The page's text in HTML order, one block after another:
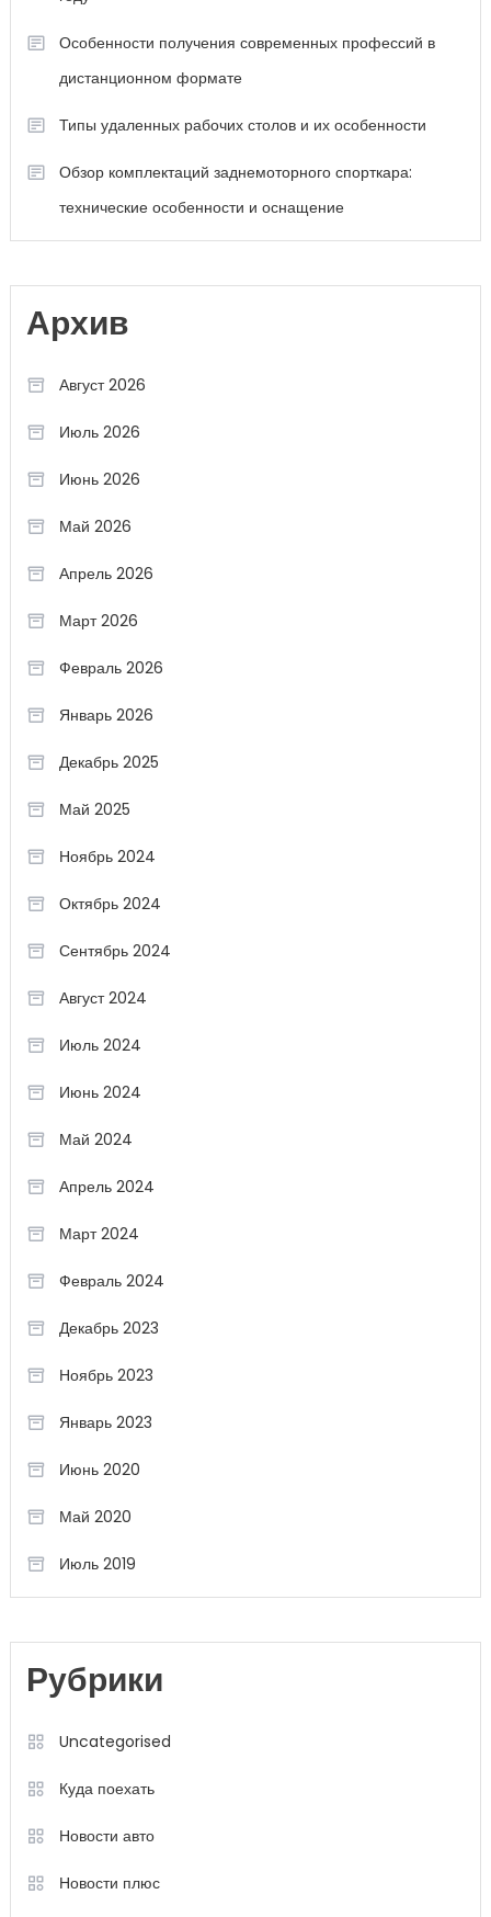
Особенности получения современных профессий в
дистанционном формате
Типы удаленных рабочих столов и их особенности
Обзор комплектаций заднемоторного спорткара:
технические особенности и оснащение
Архив
Август 2026
Июль 2026
Июнь 2026
Май 2026
Апрель 2026
Март 2026
Февраль 2026
Январь 2026
Декабрь 2025
Май 2025
Ноябрь 2024
Октябрь 2024
Сентябрь 2024
Август 2024
Июль 2024
Июнь 2024
Май 2024
Апрель 2024
Март 2024
Февраль 2024
Декабрь 2023
Ноябрь 2023
Январь 2023
Июнь 2020
Май 2020
Июль 2019
Рубрики
Uncategorised
Куда поехать
Новости авто
Новости плюс